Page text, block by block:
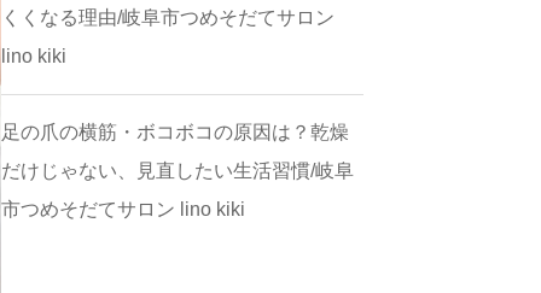
くくなる理由/岐阜市つめそだてサロン
lino kiki
足の爪の横筋・ボコボコの原因は？乾燥
だけじゃない、見直したい生活習慣/岐阜
市つめそだてサロン lino kiki